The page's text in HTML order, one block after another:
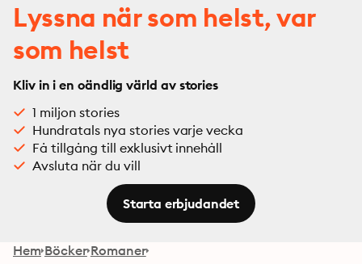
Lyssna när som helst, var
som helst
Kliv in i en oändlig värld av stories
1 miljon stories
Hundratals nya stories varje vecka
Få tillgång till exklusivt innehåll
Avsluta när du vill
Starta erbjudandet
Hem Böcker Romaner